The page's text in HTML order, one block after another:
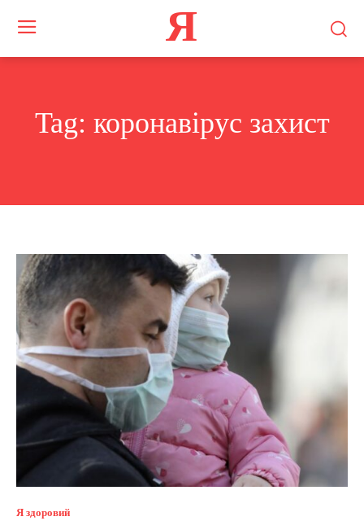
Я
Tag: коронавірус захист
Я здоровий